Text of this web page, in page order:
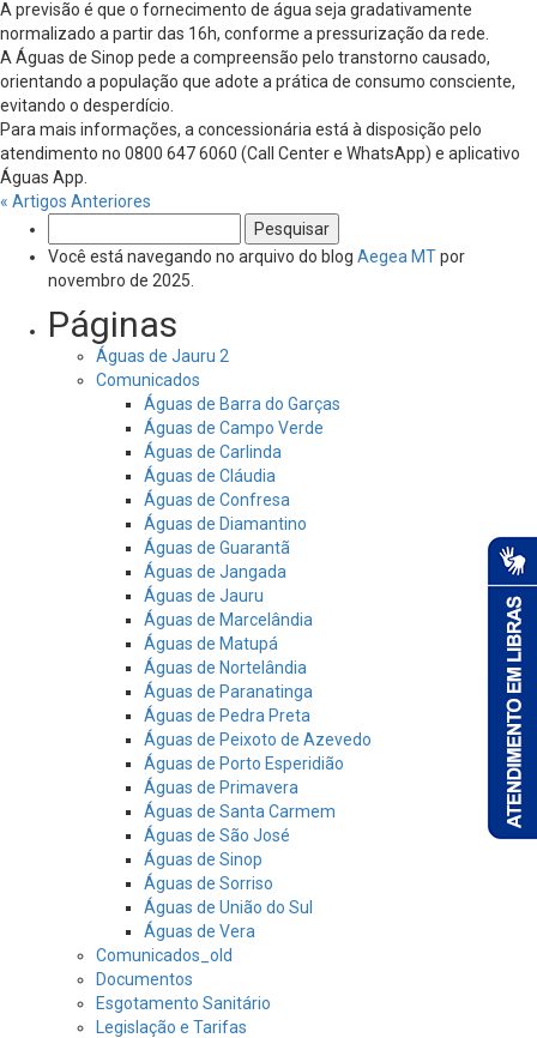
A previsão é que o fornecimento de água seja gradativamente
normalizado a partir das 16h, conforme a pressurização da rede.
A Águas de Sinop pede a compreensão pelo transtorno causado,
orientando a população que adote a prática de consumo consciente,
evitando o desperdício.
Para mais informações, a concessionária está à disposição pelo
atendimento no 0800 647 6060 (Call Center e WhatsApp) e aplicativo
Águas App.
« Artigos Anteriores
por:
Você está navegando no arquivo do blog Aegea MTpor
novembro de 2025.
Páginas
Águas de Jauru 2
Comunicados
Águas de Barra do Garças
Águas de Campo Verde
Águas de Carlinda
Águas de Cláudia
Águas de Confresa
Águas de Diamantino
Águas de Guarantã
Águas de Jangada
Águas de Jauru
Águas de Marcelândia
Águas de Matupá
Águas de Nortelândia
Águas de Paranatinga
Águas de Pedra Preta
Águas de Peixoto de Azevedo
Águas de Porto Esperidião
Águas de Primavera
Águas de Santa Carmem
Águas de São José
Águas de Sinop
Águas de Sorriso
Águas de União do Sul
Águas de Vera
Comunicados_old
Documentos
Esgotamento Sanitário
Legislação e Tarifas